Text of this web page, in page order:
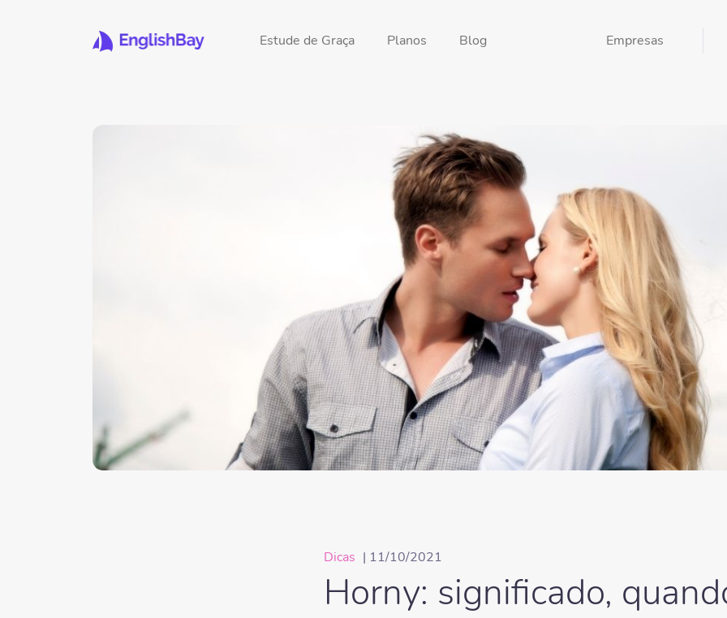
Estude de Graça Planos Blog Empresas
Dicas | 11/10/2021
Horny: significado,